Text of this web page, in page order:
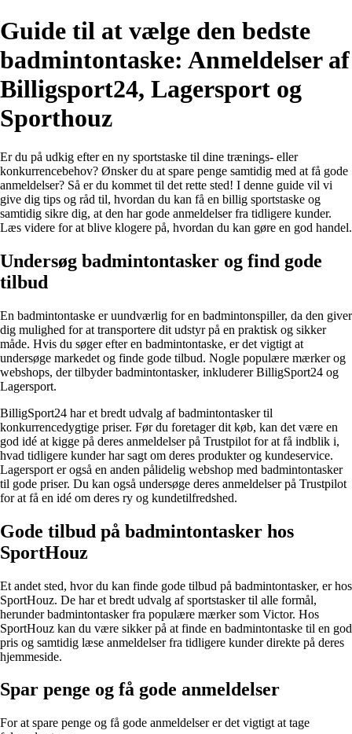
Guide til at vælge den bedste
badmintontaske: Anmeldelser af
Billigsport24, Lagersport og
Sporthouz
Er du på udkig efter en ny sportstaske til dine trænings- eller
konkurrencebehov? Ønsker du at spare penge samtidig med at få gode
anmeldelser? Så er du kommet til det rette sted! I denne guide vil vi
give dig tips og råd til, hvordan du kan få en billig sportstaske og
samtidig sikre dig, at den har gode anmeldelser fra tidligere kunder.
Læs videre for at blive klogere på, hvordan du kan gøre en god handel.
Undersøg badmintontasker og find gode
tilbud
En badmintontaske er uundværlig for en badmintonspiller, da den giver
dig mulighed for at transportere dit udstyr på en praktisk og sikker
måde. Hvis du søger efter en badmintontaske, er det vigtigt at
undersøge markedet og finde gode tilbud. Nogle populære mærker og
webshops, der tilbyder badmintontasker, inkluderer BilligSport24 og
Lagersport.
BilligSport24 har et bredt udvalg af badmintontasker til
konkurrencedygtige priser. Før du foretager dit køb, kan det være en
god idé at kigge på deres anmeldelser på Trustpilot for at få indblik i,
hvad tidligere kunder har sagt om deres produkter og kundeservice.
Lagersport er også en anden pålidelig webshop med badmintontasker
til gode priser. Du kan også undersøge deres anmeldelser på Trustpilot
for at få en idé om deres ry og kundetilfredshed.
Gode tilbud på badmintontasker hos
SportHouz
Et andet sted, hvor du kan finde gode tilbud på badmintontasker, er hos
SportHouz. De har et bredt udvalg af sportstasker til alle formål,
herunder badmintontasker fra populære mærker som Victor. Hos
SportHouz kan du være sikker på at finde en badmintontaske til en god
pris og samtidig læse anmeldelser fra tidligere kunder direkte på deres
hjemmeside.
Spar penge og få gode anmeldelser
For at spare penge og få gode anmeldelser er det vigtigt at tage